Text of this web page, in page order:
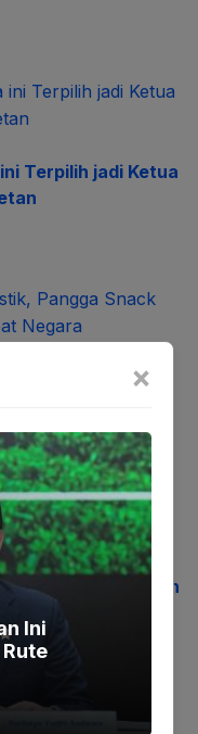
Terpilih jadi Ketua
Pangga Snack
Negara
Makanan
×
Ini